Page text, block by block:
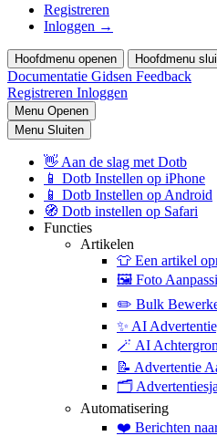
Registreren
Inloggen →
Hoofdmenu openen Hoofdmenu
Documentatie Gidsen Feedback
Registreren Inloggen
Menu Openen
Menu Sluiten
👋 Aan de slag met Dotb
📱 Dotb Instellen op iPhone
📱 Dotb Instellen op Android
🧭 Dotb instellen op Safari
Functies
Artikelen
👕 Een artikel
🖼️ Foto
✏️ Bulk
✨ AI
🪄 AI
📝 Advertentie
🗂️
Automatisering
❤️ Berichten